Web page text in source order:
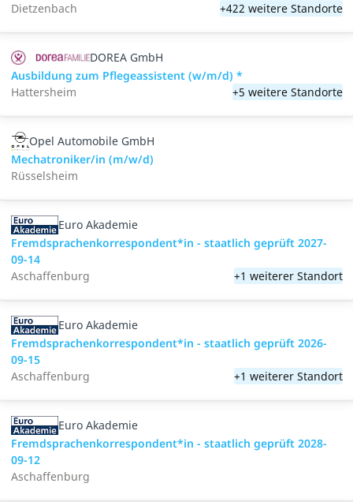
Dietzenbach
+422 weitere Standorte
DOREA GmbH
Ausbildung zum Pflegeassistent (w/m/d) *
Hattersheim
+5 weitere Standorte
Opel Automobile GmbH
Mechatroniker/in (m/w/d)
Rüsselsheim
Euro Akademie
Fremdsprachenkorrespondent*in - staatlich geprüft 2027-
09-14
Aschaffenburg
+1 weiterer Standort
Euro Akademie
Fremdsprachenkorrespondent*in - staatlich geprüft 2026-
09-15
Aschaffenburg
+1 weiterer Standort
Euro Akademie
Fremdsprachenkorrespondent*in - staatlich geprüft 2028-
09-12
Aschaffenburg